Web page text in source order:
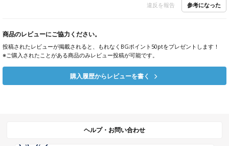
違反を報告 参考になった
商品のレビューにご協力ください。
投稿されたレビューが掲載されると、もれなくBGポイント50ptをプレゼントします！
※ご購入されたことがある商品のみレビュー投稿が可能です。
購入履歴からレビューを書く
ヘルプ・お問い合わせ